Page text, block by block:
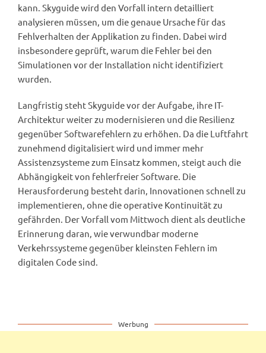
kann. Skyguide wird den Vorfall intern detailliert
analysieren müssen, um die genaue Ursache für das
Fehlverhalten der Applikation zu finden. Dabei wird
insbesondere geprüft, warum die Fehler bei den
Simulationen vor der Installation nicht identifiziert
wurden.
Langfristig steht Skyguide vor der Aufgabe, ihre IT-
Architektur weiter zu modernisieren und die Resilienz
gegenüber Softwarefehlern zu erhöhen. Da die Luftfahrt
zunehmend digitalisiert wird und immer mehr
Assistenzsysteme zum Einsatz kommen, steigt auch die
Abhängigkeit von fehlerfreier Software. Die
Herausforderung besteht darin, Innovationen schnell zu
implementieren, ohne die operative Kontinuität zu
gefährden. Der Vorfall vom Mittwoch dient als deutliche
Erinnerung daran, wie verwundbar moderne
Verkehrssysteme gegenüber kleinsten Fehlern im
digitalen Code sind.
Werbung